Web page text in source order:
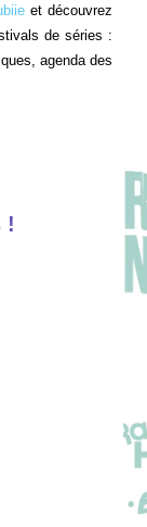
et découvrez
de séries :
agenda des
!